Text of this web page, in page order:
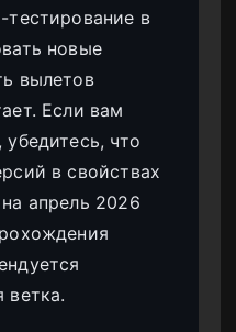
тестирование в
новые
вылетов
Если вам
что
в свойствах
апрель 2026
ветка.